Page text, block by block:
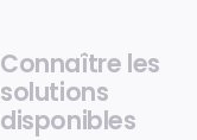
Connaître les
solutions
disponibles